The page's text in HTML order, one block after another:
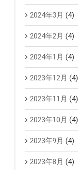
2024年3月 (4)
2024年2月 (4)
2024年1月 (4)
2023年12月 (4)
2023年11月 (4)
2023年10月 (4)
2023年9月 (4)
2023年8月 (4)